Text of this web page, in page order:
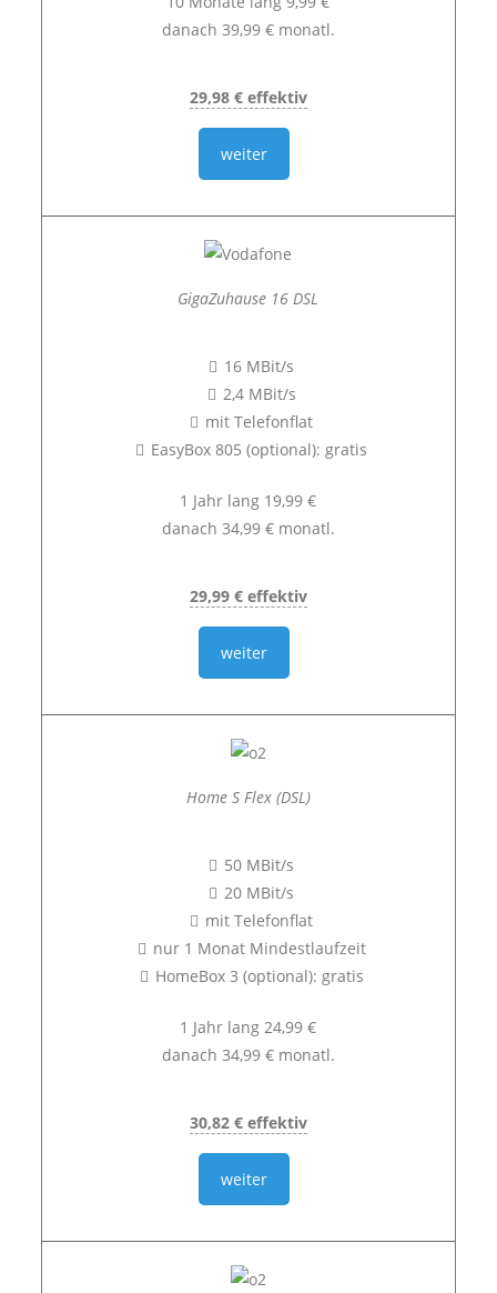
danach 39,99 € monatl.
29,98 € effektiv
weiter
GigaZuhause 16 DSL
16 MBit/s
2,4 MBit/s
mit Telefonflat
EasyBox 805 (optional): gratis
1 Jahr lang 19,99 €
danach 34,99 € monatl.
29,99 € effektiv
weiter
Home S Flex (DSL)
50 MBit/s
20 MBit/s
mit Telefonflat
nur 1 Monat Mindestlaufzeit
HomeBox 3 (optional): gratis
1 Jahr lang 24,99 €
danach 34,99 € monatl.
30,82 € effektiv
weiter